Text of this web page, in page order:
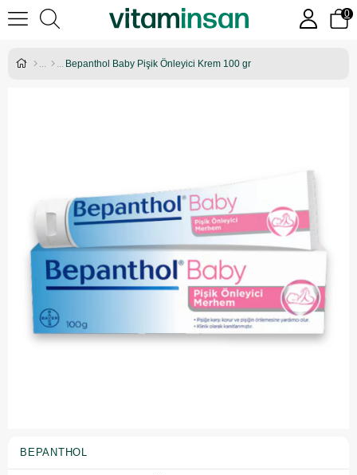
0
Bepanthol Baby Pişik Önleyici Krem 100 gr
BEPANTHOL